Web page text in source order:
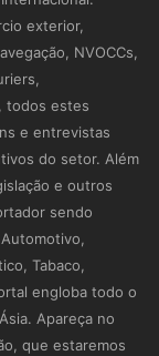
exterior,
NVOCCs,
todos estes
e entrevistas
do setor. Além
e outros
sendo
Tabaco,
engloba todo o
Apareça no
que estaremos